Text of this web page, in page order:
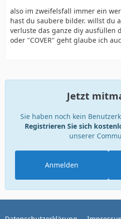
also im zweifelsfall immer ein
hast du saubere bilder. willst du
verluste das ganze diy ausfüllen
oder "COVER" geht glaube ich
Jetzt
Sie haben noch kein
Registrieren Sie sich
unserer
Anmelden